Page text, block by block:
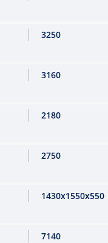
3250
3160
2180
2750
1430x1550x550
7140